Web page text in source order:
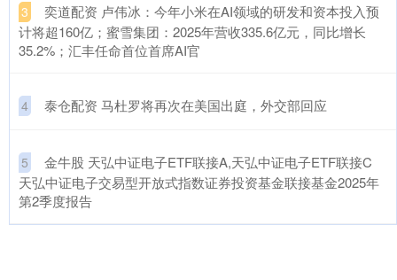
3
​奕道配资 卢伟冰：今年小米在AI领域的研发和资本投入预
计将超160亿；蜜雪集团：2025年营收335.6亿元，同比增长
35.2%；汇丰任命首位首席AI官
4 ​泰仓配资 马杜罗将再次在美国出庭，外交部回应
5
​金牛股 天弘中证电子ETF联接A,天弘中证电子ETF联接C
天弘中证电子交易型开放式指数证券投资基金联接基金2025年
第2季度报告